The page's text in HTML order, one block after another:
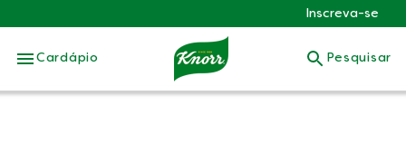
Skip to:
Inscreva-se
Cardápio Pesquisar